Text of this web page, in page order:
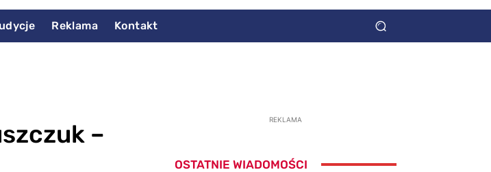
Reklama Kontakt
–
REKLAMA
OSTATNIE WIADOMOŚCI